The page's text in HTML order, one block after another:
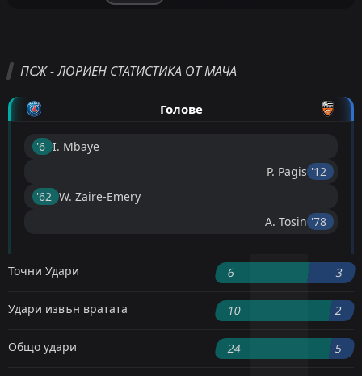
ПСЖ - ЛОРИЕН СТАТИСТИКА ОТ МАЧА
Голове
'6 ︎ I. Mbaye
P. Pagis '12 ︎
'62 ︎ W. Zaire-Emery
A. Tosin '78 ︎
Точни Удари 6 3
Удари извън вратата 10 2
Общо удари 24 5